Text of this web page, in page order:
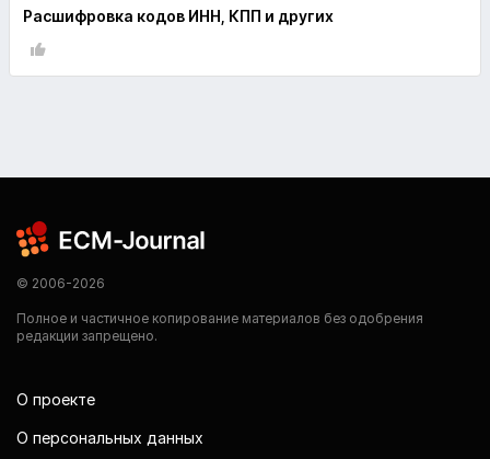
Расшифровка кодов ИНН, КПП и других
© 2006-2026
Полное и частичное копирование материалов без одобрения
редакции запрещено.
О проекте
О персональных данных